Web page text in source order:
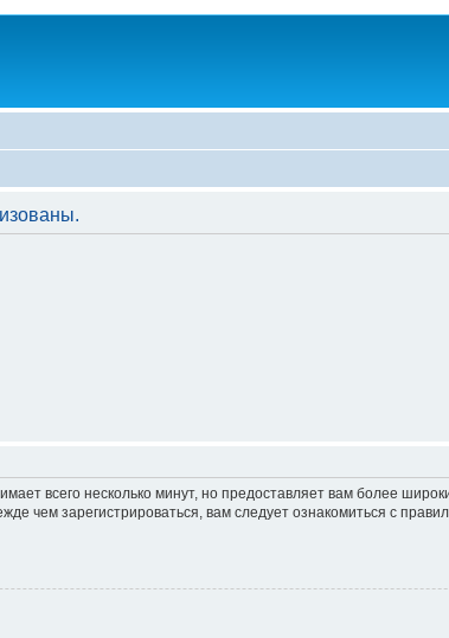
всего несколько минут, но предоставляет вам более
чем зарегистрироваться, вам следует ознакомиться с